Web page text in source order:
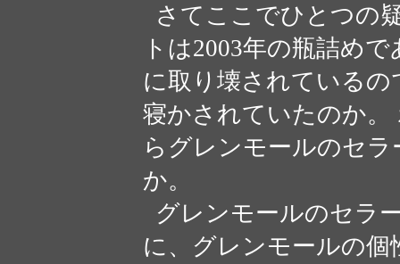
さてここでひとつの
トは2003年の瓶詰め
に取り壊されている
寝かされていたのか
らグレンモールのセ
か。
グレンモールのセラ
に、グレンモールの